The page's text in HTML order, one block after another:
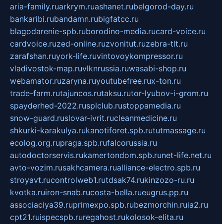
aria-family.ruarkrym.ruashanet.rubelgorod-day.ru
bankaribi.rubandamn.rubigfatcc.ru
blagodarenie-spb.ruborodino-media.rucard-voice.ru
cardvoice.ruzed-online.ruzvonitut.ruzebra-tlt.ru
zarafshan.ruyork-life.ruvintovoykompressor.ru
vladivostok-map.ruvlknrussia.ruwasabi-shop.ru
webamator.ruzaryna.ruyoutubefree.rux-ton.ru
trade-farm.rutajuncos.rutaksu.rutor-lyubov-i-grom.ru
spayderhed-2022.rusplclub.rustoppamedia.ru
snow-guard.ruslovar-ivrit.rucleanmedicine.ru
shkurki-karakulya.rukanotiforet.spb.rututmassage.ru
ecolog.org.rupraga.spb.rufalcorussia.ru
autodoctorservis.rukamertondom.spb.runet-life.net.ru
avto-vozim.rusakhcamera.rualliance-electro.spb.ru
stroyavt.rucontrolweb1.rutdsak74.rukinzozo-ru.ru
kvotka.ruiron-snab.rucosta-bella.rueugrus.pp.ru
associaciya39.ruprimexpo.spb.rubezmorchin.ruia2.ru
cpt21.ruispecspb.ruregahost.rukolosok-elita.ru